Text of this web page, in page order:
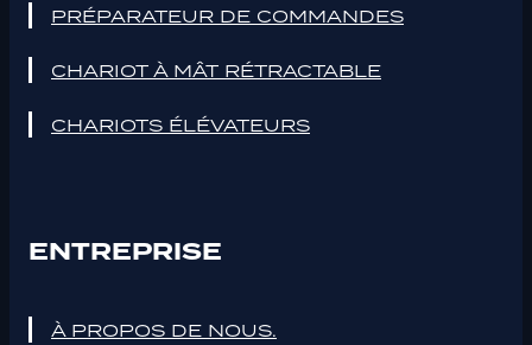
PRÉPARATEUR DE COMMANDES
CHARIOT À MÂT RÉTRACTABLE
CHARIOTS ÉLÉVATEURS
ENTREPRISE
À PROPOS DE NOUS.